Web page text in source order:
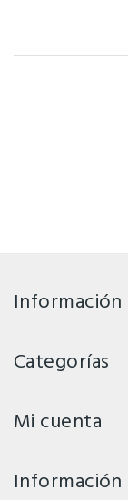
Información
Categorías
Mi cuenta